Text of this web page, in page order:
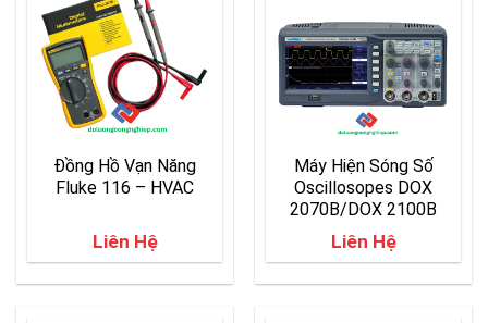
Đồng Hồ Vạn Năng
Fluke 116 – HVAC
Liên Hệ
Máy Hiện Sóng Số
Oscillosopes DOX
2070B/DOX 2100B
Liên Hệ